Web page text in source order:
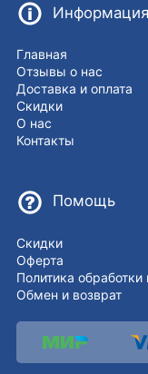
Информация
Главная
Отзывы о нас
Доставка и оплата
Скидки
О нас
Контакты
Помощь
Скидки
Оферта
Политика
Обмен и возврат